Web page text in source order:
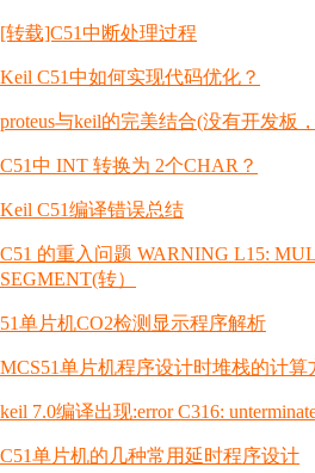
[转载]C51中断处理过程
Keil C51中如何实现代码优化？
proteus与keil的完美结合(没有开发板
C51中 INT 转换为 2个CHAR？
Keil C51编译错误总结
C51 的重入问题 WARNING L15:
SEGMENT(转）
51单片机CO2检测显示程序解析
MCS51单片机程序设计时堆栈的计算
keil 7.0编译出现:error C316:
C51单片机的几种常用延时程序设计